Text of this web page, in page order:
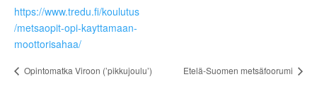
https://www.tredu.fi/koulutus
/metsaopit-opi-kayttamaan-
moottorisahaa/
Opintomatka Viroon (’pikkujoulu’) Etelä-Suomen metsäfoorumi